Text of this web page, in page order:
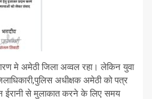
मे अमेठी जिला अव्वल रहा। लेकिन युवा
अधीक्षक अमेठी को पत्र
से मुलाकात करने के लिए समय